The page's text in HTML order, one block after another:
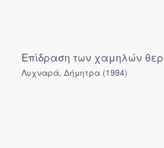
Επίδραση των χαμηλών
Λυχναρά, Δήμητρα (1994)